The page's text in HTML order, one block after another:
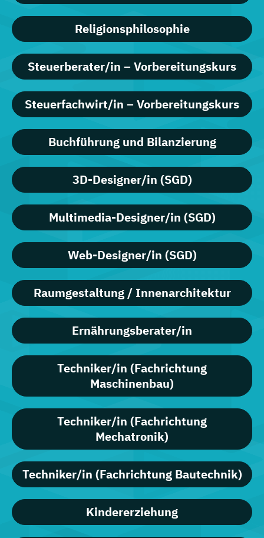
Religionsphilosophie
Steuerberater/in – Vorbereitungskurs
Steuerfachwirt/in – Vorbereitungskurs
Buchführung und Bilanzierung
3D-Designer/in (SGD)
Multimedia-Designer/in (SGD)
Web-Designer/in (SGD)
Raumgestaltung / Innenarchitektur
Ernährungsberater/in
Techniker/in (Fachrichtung
Maschinenbau)
Techniker/in (Fachrichtung
Mechatronik)
Techniker/in (Fachrichtung Bautechnik)
Kindererziehung